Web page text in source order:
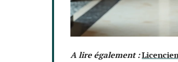
A lire également :